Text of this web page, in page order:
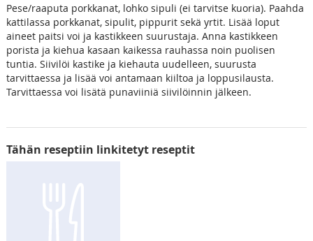
Pese/raaputa porkkanat, lohko sipuli (ei tarvitse kuoria). Paahda
kattilassa porkkanat, sipulit, pippurit sekä yrtit. Lisää loput
aineet paitsi voi ja kastikkeen suurustaja. Anna kastikkeen
porista ja kiehua kasaan kaikessa rauhassa noin puolisen
tuntia. Siivilöi kastike ja kiehauta uudelleen, suurusta
tarvittaessa ja lisää voi antamaan kiiltoa ja loppusilausta.
Tarvittaessa voi lisätä punaviiniä siivilöinnin jälkeen.
Tähän reseptiin linkitetyt reseptit